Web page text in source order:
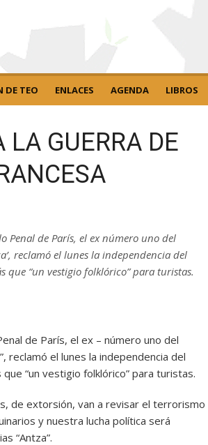
DE TEO ENLACES AGENDA LIBROS
LA GUERRA DE
Penal de París, el ex número uno del
reclamó el lunes la independencia del
que “un vestigio folklórico” para turistas.
de París, el ex – número uno del
reclamó el lunes la independencia del
“un vestigio folklórico” para turistas.
de extorsión, van a revisar el terrorismo
y nuestra lucha política será
“Antza”.